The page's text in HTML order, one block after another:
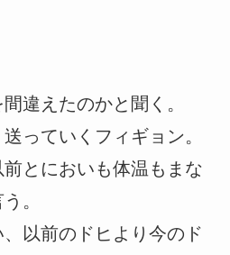
違えたのかと聞く。
っていくフィギョン。
前とにおいも体温もまな
。
以前のドヒより今のド